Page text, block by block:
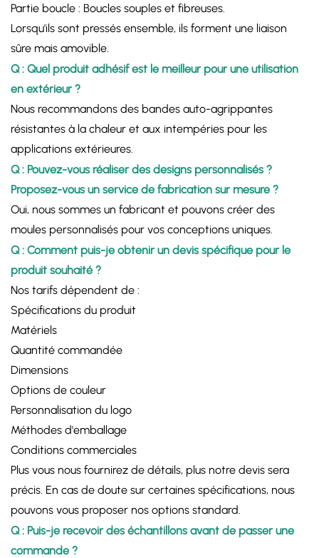
Partie boucle : Boucles souples et fibreuses.
Lorsqu'ils sont pressés ensemble, ils forment une liaison
sûre mais amovible.
Q : Quel produit adhésif est le meilleur pour une utilisation
en extérieur ?
Nous recommandons des bandes auto-agrippantes
résistantes à la chaleur et aux intempéries pour les
applications extérieures.
Q : Pouvez-vous réaliser des designs personnalisés ?
Proposez-vous un service de fabrication sur mesure ?
Oui, nous sommes un fabricant et pouvons créer des
moules personnalisés pour vos conceptions uniques.
Q : Comment puis-je obtenir un devis spécifique pour le
produit souhaité ?
Nos tarifs dépendent de :
Spécifications du produit
Matériels
Quantité commandée
Dimensions
Options de couleur
Personnalisation du logo
Méthodes d'emballage
Conditions commerciales
Plus vous nous fournirez de détails, plus notre devis sera
précis. En cas de doute sur certaines spécifications, nous
pouvons vous proposer nos options standard.
Q : Puis-je recevoir des échantillons avant de passer une
commande ?